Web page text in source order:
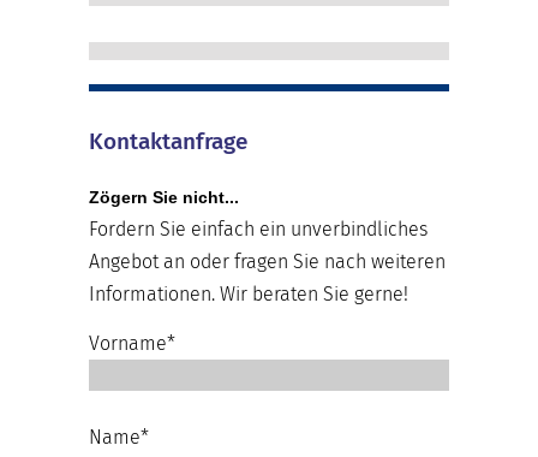
Kontaktanfrage
Zögern Sie nicht...
Fordern Sie einfach ein unverbindliches
Angebot an oder fragen Sie nach weiteren
Informationen. Wir beraten Sie gerne!
Vorname*
Name*